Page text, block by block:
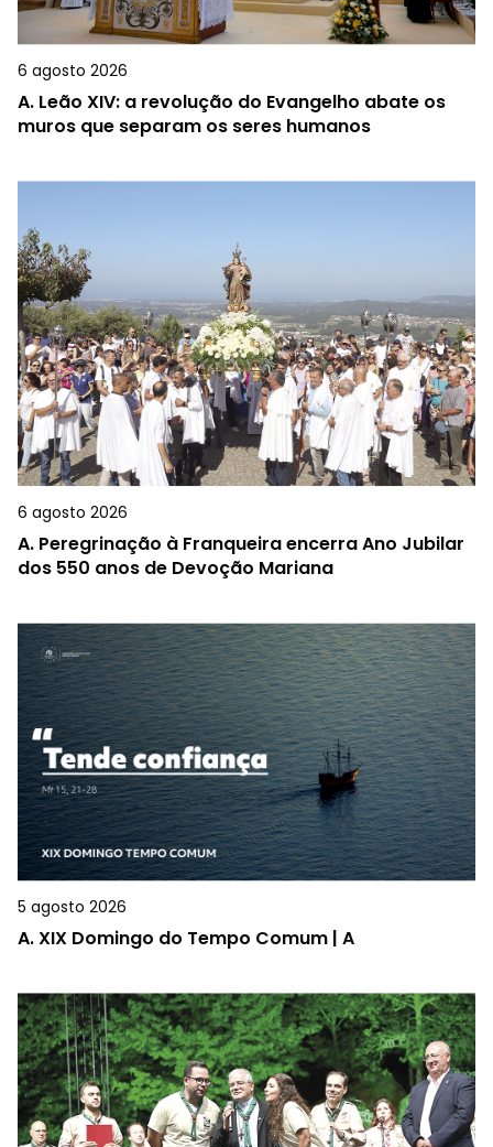
6 agosto 2026
A. Leão XIV: a revolução do Evangelho abate os
muros que separam os seres humanos
6 agosto 2026
A. Peregrinação à Franqueira encerra Ano Jubilar
dos 550 anos de Devoção Mariana
5 agosto 2026
A.XIX Domingo do Tempo Comum | A